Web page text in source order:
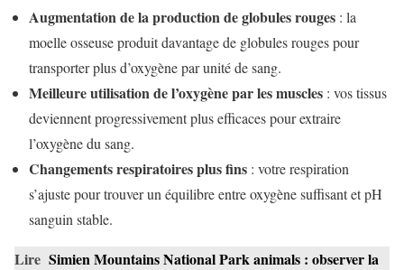
Augmentation de la production de globules rouges : la
moelle osseuse produit davantage de globules rouges pour
transporter plus d’oxygène par unité de sang.
Meilleure utilisation de l’oxygène par les muscles : vos tissus
deviennent progressivement plus efficaces pour extraire
l’oxygène du sang.
Changements respiratoires plus fins : votre respiration
s’ajuste pour trouver un équilibre entre oxygène suffisant et pH
sanguin stable.
Lire Simien Mountains National Park animals : observer la